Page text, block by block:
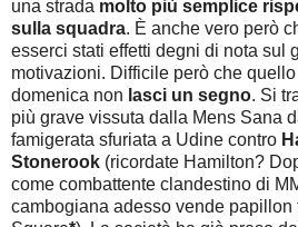
una strada molto più semplice
sulla squadra. È anche vero però
esserci stati effetti degni di nota sul
motivazioni. Difficile però che
domenica non lasci un segno. Si
più grave vissuta dalla Mens Sana
famigerata sfuriata a Udine contro
Stonerook (ricordate Hamilton?
come combattente clandestino di
cambogiana adesso vende papillon